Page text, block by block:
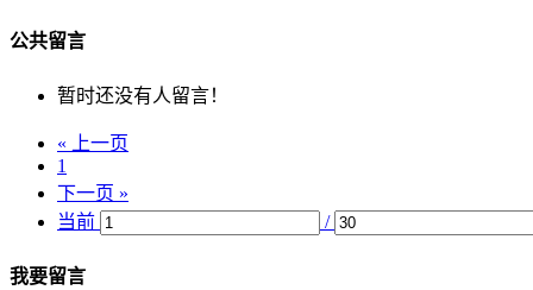
公共留言
暂时还没有人留言！
« 上一页
1
下一页 »
当前
/
我要留言